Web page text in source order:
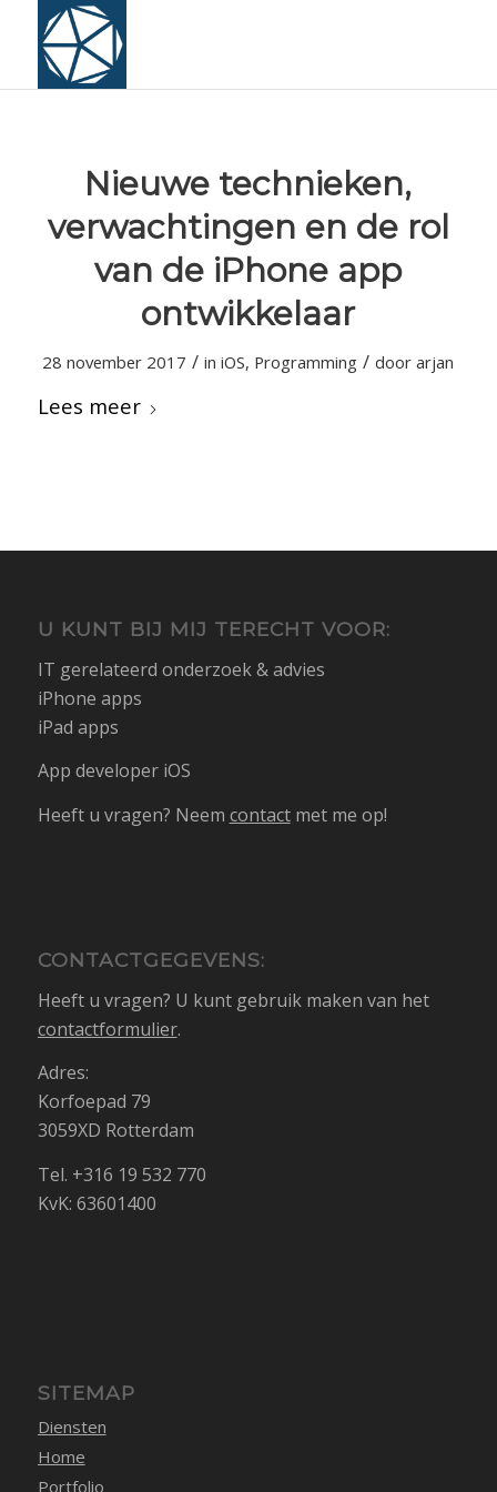
Nieuwe technieken,
verwachtingen en de rol
van de iPhone app
ontwikkelaar
28 november 2017 / iniOS, Programming / doorarjan
Lees meer
U KUNT BIJ MIJ TERECHT VOOR:
IT gerelateerd onderzoek & advies
iPhone apps
iPad apps
App developer iOS
Heeft u vragen? Neem contactmet me op!
CONTACTGEGEVENS:
Heeft u vragen? U kunt gebruik maken van het
contactformulier.
Adres:
Korfoepad 79
3059XD Rotterdam
Tel. +316 19 532 770
KvK: 63601400
SITEMAP
Diensten
Home
Portfolio